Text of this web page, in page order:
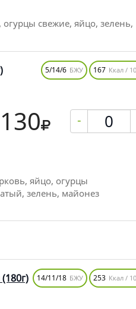
огурцы свежие, яйцо, зелень,
5/14/6 БЖУ 167 Ккал /
130 -
яйцо, огурцы
зелень, майонез
(180г) 14/11/18 БЖУ 253 Ккал /